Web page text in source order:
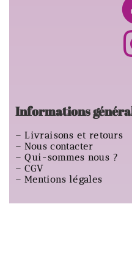
Informations
–Livraisons et retours
–Nous contacter
–Qui-sommes nous ?
–CGV
–Mentions légales